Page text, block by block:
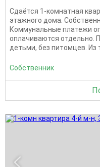
Сдаётся 1-комнатная
этажного дома.
Коммунальные платежи
оплачиваются отдельно.
детьми, без питомцев. Из
Собственник